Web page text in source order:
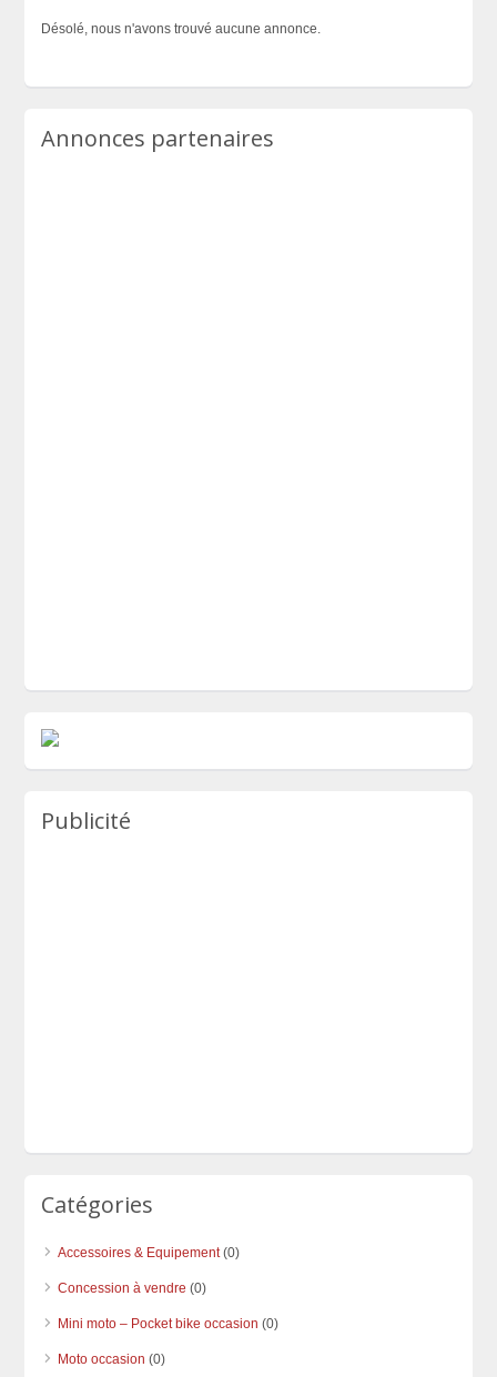
Désolé, nous n'avons trouvé aucune annonce.
Annonces partenaires
Publicité
Catégories
Accessoires & Equipement(0)
Concession à vendre (0)
Mini moto – Pocket bike occasion (0)
Moto occasion (0)